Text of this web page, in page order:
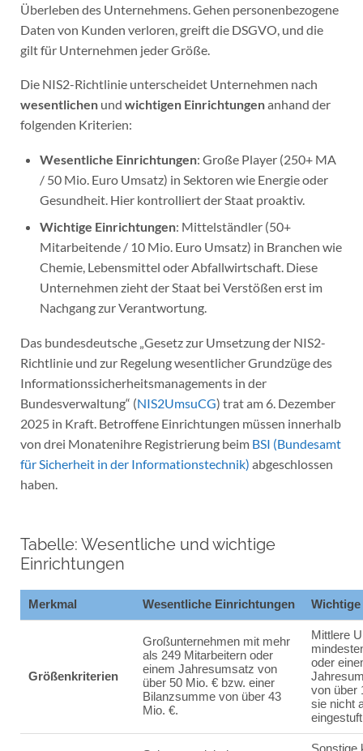
Überleben des Unternehmens. Gehen personenbezogene
Daten von Kunden verloren, greift die DSGVO, und die
gilt für Unternehmen jeder Größe.
Die NIS2-Richtlinie unterscheidet Unternehmen nach
wesentlichenund wichtigen Einrichtungenanhand der
folgenden Kriterien:
Wesentliche Einrichtungen: Große Player (250+ MA
/ 50 Mio. Euro Umsatz) in Sektoren wie Energie oder
Gesundheit. Hier kontrolliert der Staat proaktiv.
Wichtige Einrichtungen: Mittelständler (50+
Mitarbeitende / 10 Mio. Euro Umsatz) in Branchen wie
Chemie, Lebensmittel oder Abfallwirtschaft. Diese
Unternehmen zieht der Staat bei Verstößen erst im
Nachgang zur Verantwortung.
Das bundesdeutsche „Gesetz zur Umsetzung der NIS2-
Richtlinie und zur Regelung wesentlicher Grundzüge des
Informationssicherheitsmanagements in der
Bundesverwaltung“ (NIS2UmsuCG) trat am 6. Dezember
2025 in Kraft. Betroffene Einrichtungen müssen innerhalb
von drei Monatenihre Registrierung beim BSI (Bundesamt
für Sicherheit in der Informationstechnik) abgeschlossen
haben.
Tabelle: Wesentliche und wichtige
Einrichtungen
Merkmal Wesentliche Einrichtungen
Größenkriterien
Großunternehmen mit mehr
als 249 Mitarbeitern oder
einem Jahresumsatz von
über 50 Mio. € bzw. einer
Bilanzsumme von über 43
Mio. €.
Mittlere
oder
von über
sie nicht